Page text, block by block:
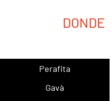
DONDE
Perafita
Gavà